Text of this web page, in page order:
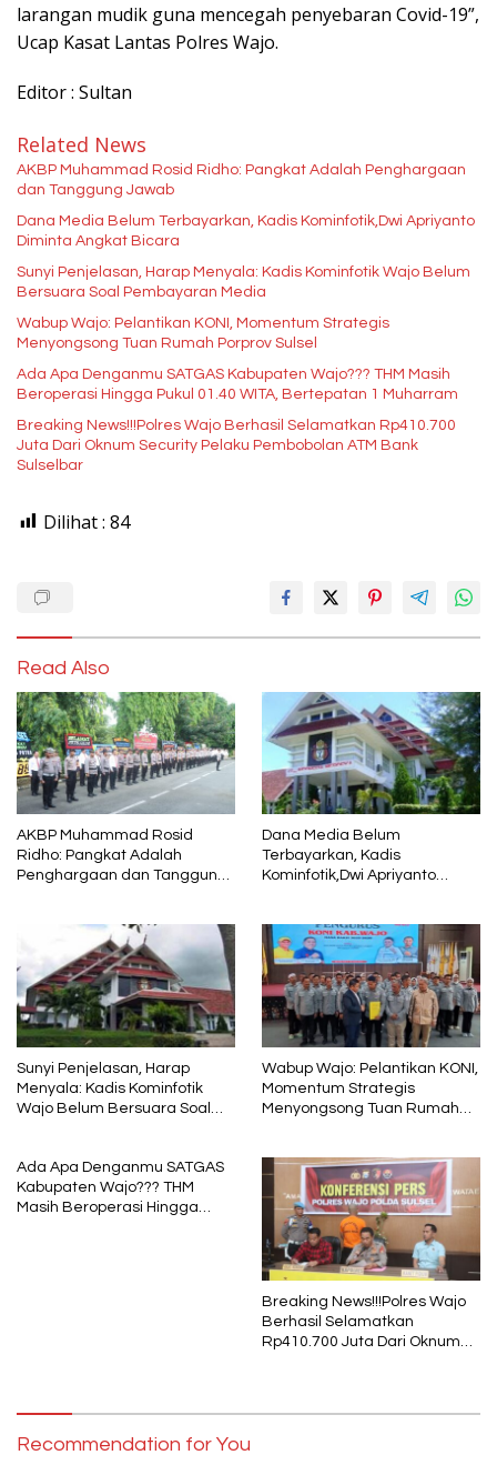
larangan mudik guna mencegah penyebaran Covid-19”,
Ucap Kasat Lantas Polres Wajo.
Editor : Sultan
Related News
AKBP Muhammad Rosid Ridho: Pangkat Adalah Penghargaan
dan Tanggung Jawab
Dana Media Belum Terbayarkan, Kadis Kominfotik,Dwi Apriyanto
Diminta Angkat Bicara
Sunyi Penjelasan, Harap Menyala: Kadis Kominfotik Wajo Belum
Bersuara Soal Pembayaran Media
Wabup Wajo: Pelantikan KONI, Momentum Strategis
Menyongsong Tuan Rumah Porprov Sulsel
Ada Apa Denganmu SATGAS Kabupaten Wajo??? THM Masih
Beroperasi Hingga Pukul 01.40 WITA, Bertepatan 1 Muharram
Breaking News!!!Polres Wajo Berhasil Selamatkan Rp410.700
Juta Dari Oknum Security Pelaku Pembobolan ATM Bank
Sulselbar
Dilihat : 84
Read Also
AKBP Muhammad Rosid
Ridho: Pangkat Adalah
Penghargaan dan Tanggung
Dana Media Belum
Terbayarkan, Kadis
Kominfotik,Dwi Apriyanto
Sunyi Penjelasan, Harap
Menyala: Kadis Kominfotik
Wajo Belum Bersuara Soal
Wabup Wajo: Pelantikan KONI,
Momentum Strategis
Menyongsong Tuan Rumah
Ada Apa Denganmu SATGAS
Kabupaten Wajo??? THM
Masih Beroperasi Hingga
Breaking News!!!Polres Wajo
Berhasil Selamatkan
Rp410.700 Juta Dari Oknum
Recommendation for You